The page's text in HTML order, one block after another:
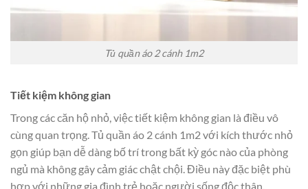
Tủ quần áo 2 cánh 1m2
Tiết kiệm không gian
Trong các căn hộ nhỏ, việc tiết kiệm không gian là điều vô
cùng quan trọng. Tủ quần áo 2 cánh 1m2 với kích thước nhỏ
gọn giúp bạn dễ dàng bố trí trong bất kỳ góc nào của phòng
ngủ mà không gây cảm giác chật chội. Điều này đặc biệt phù
hợp với những gia đình trẻ hoặc người sống độc thân.